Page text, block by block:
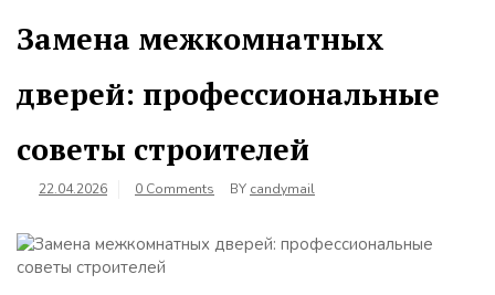
Замена межкомнатных
дверей: профессиональные
советы строителей
22.04.2026 0 Comments BY candymail